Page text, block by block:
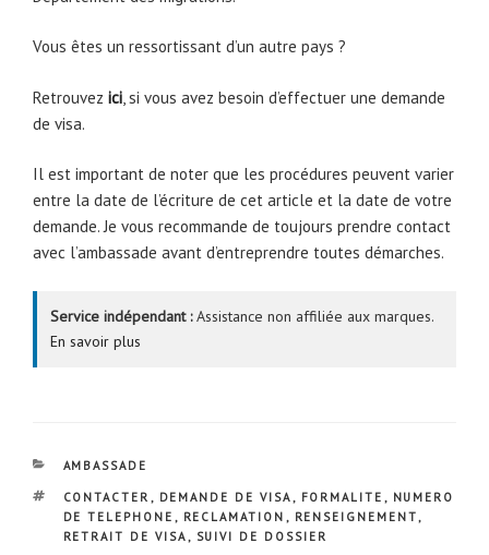
Vous êtes un ressortissant d’un autre pays ?
Retrouvez ici, si vous avez besoin d’effectuer une demande
de visa.
Il est important de noter que les procédures peuvent varier
entre la date de l’écriture de cet article et la date de votre
demande. Je vous recommande de toujours prendre contact
avec l’ambassade avant d’entreprendre toutes démarches.
Service indépendant :Assistance non affiliée aux marques.
En savoir plus
CATÉGORIES
AMBASSADE
ÉTIQUETTES
CONTACTER , DEMANDE DE VISA, FORMALITE , NUMERO
DE TELEPHONE , RECLAMATION , RENSEIGNEMENT,
RETRAIT DE VISA, SUIVI DE DOSSIER